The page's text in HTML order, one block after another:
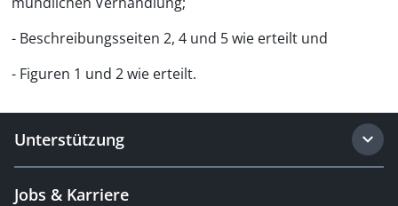
- Beschreibungsseiten 2, 4 und 5 wie erteilt und
- Figuren 1 und 2 wie erteilt.
Unterstützung
Jobs & Karriere